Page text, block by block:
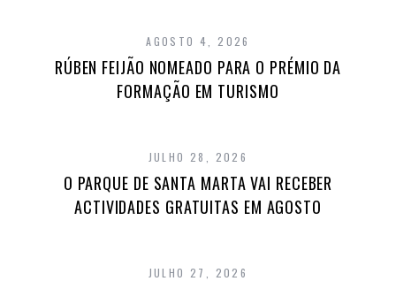
AGOSTO 4, 2026
RÚBEN FEIJÃO NOMEADO PARA O PRÉMIO DA
FORMAÇÃO EM TURISMO
JULHO 28, 2026
O PARQUE DE SANTA MARTA VAI RECEBER
ACTIVIDADES GRATUITAS EM AGOSTO
JULHO 27, 2026